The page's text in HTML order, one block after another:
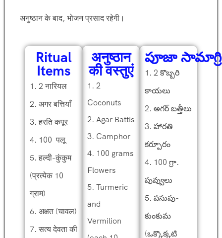
अनुष्ठान के बाद, भोजन प्रसाद रहेगी।
Ritual
Items
1. 2 नारियल
2. अगर बत्तियाँ
3. हरति कपूर
4. 100 पलू
5. हल्दी-कुंकुम
(प्रत्येक 10
ग्राम)
6. अक्षत (चावल)
7. सत्य देवता की
अनुष्ठान
की वस्तुएं
1. 2
Coconuts
2. Agar Battis
3. Camphor
4. 100 grams
Flowers
5. Turmeric
and
Vermilion
పూజా సామాగ్రి
1. 2 కొబ్బరి
కాయలు
2. అగర్ బత్తీలు
3. హారతి
కర్పూరం
4. 100 గ్రా.
పువ్వులు
5. పసుపు-
కుంకుమ
(ఒక్కొక్కటి